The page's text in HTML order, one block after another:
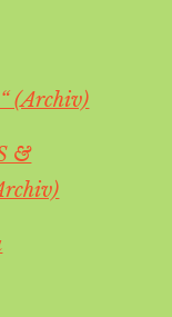
(Archiv)
&